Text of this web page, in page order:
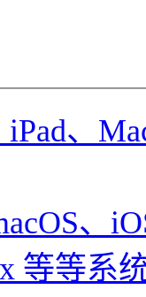
iPad、
、
等等系